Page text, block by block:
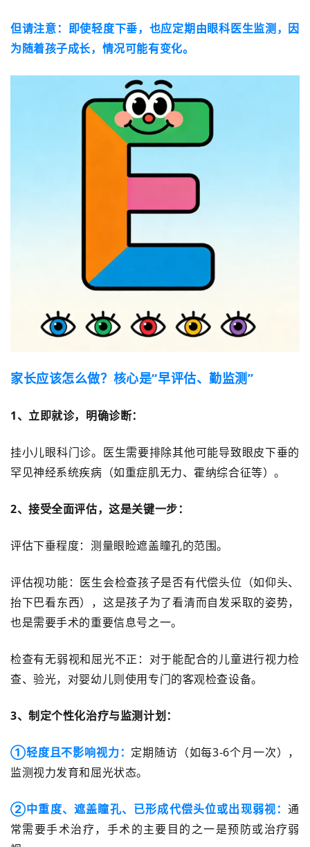
但请注意：即使轻度下垂，也应定期由眼科医生监测，因
为随着孩子成长，情况可能有变化。
家长应该怎么做？核心是“早评估、勤监测”
1、立即就诊，明确诊断：
挂小儿眼科门诊。医生需要排除其他可能导致眼皮下垂的
罕见神经系统疾病（如重症肌无力、霍纳综合征等）。
2、接受全面评估，这是关键一步：
评估下垂程度：测量眼睑遮盖瞳孔的范围。
评估视功能：医生会检查孩子是否有代偿头位（如仰头、
抬下巴看东西），这是孩子为了看清而自发采取的姿势，
也是需要手术的重要信息号之一。
检查有无弱视和屈光不正：对于能配合的儿童进行视力检
查、验光，对婴幼儿则使用专门的客观检查设备。
3、制定个性化治疗与监测计划：
①轻度且不影响视力： 定期随访（如每3-6个月一次），
监测视力发育和屈光状态。
②中重度、遮盖瞳孔、已形成代偿头位或出现弱视：通
常需要手术治疗，手术的主要目的之一是预防或治疗弱